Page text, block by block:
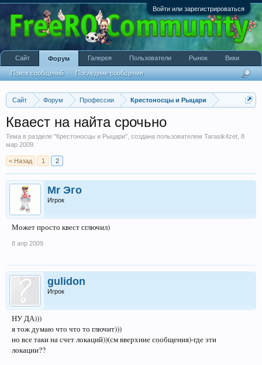
Войти или зарегистрироваться
Сайт Форум Профессии Крестоносцы и Рыцари
Кваест на найта срочьно
Тема в разделе "Крестоносцы и Рыцари", создана пользователем Tarasik4zet 8
мар 2009
< Назад 1 2
Mr Эго
Игрок
Может просто квест сглючил)
8 апр 2009
gulidon
Игрок
НУ ДА)))
я тож думаю что что то глючит)))
но все таки на счет локаций))(см вверхние сообщения)-где эти
локации??
Сайт Форум
Поиск сообщений Последние сообщения
Галерея Пользователи Рынок Вики